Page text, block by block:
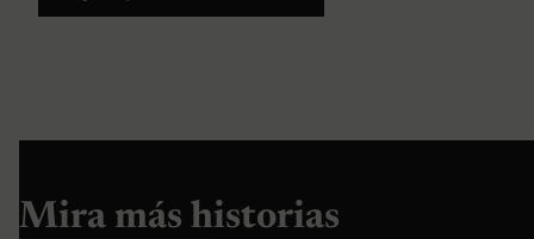
Mira más historias